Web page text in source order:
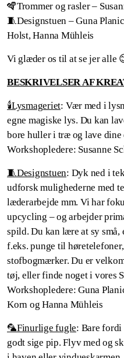
🪇Trommer og rasler –
🧵Designstuen – Guna
Holst, Hanna Mühleis
Vi glæder os til at se jer alle
BESKRIVELSER AF
🕯️Lysmageriet: Vær med i
egne magiske lys. Du kan
bore huller i træ og lave
Workshopledere: Susanne
🧵Designstuen: Dyk ned i
udforsk mulighederne med
læderarbejde mm. Vi har
upcycling – og arbejder
spild. Du kan lære at sy
f.eks. punge til
stofbogmærker. Du er
tøj, eller finde noget i vores
Workshopledere: Guna
Korn og Hanna Mühleis
🦜Finurlige fugle: Bare fordi
godt sige pip. Flyv med og